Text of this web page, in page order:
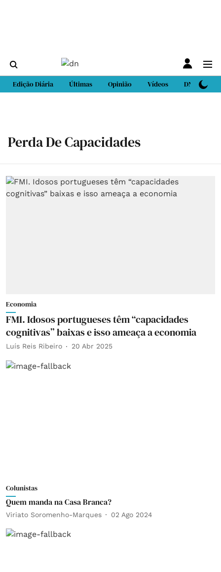
Edição Diária Últimas Opinião Vídeos DN Sport
Perda De Capacidades
Economia
FMI. Idosos portugueses têm “capacidades
cognitivas” baixas e isso ameaça a economia
Luís Reis Ribeiro 20 Abr 2025
Colunistas
Quem manda na Casa Branca?
Viriato Soromenho-Marques 02 Ago 2024